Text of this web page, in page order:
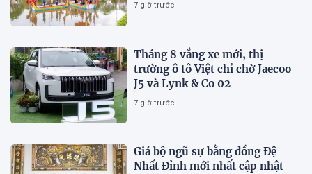
7 giờ trước
Tháng 8 vắng xe mới, thị
trường ô tô Việt chỉ chờ Jaecoo
J5 và Lynk & Co 02
7 giờ trước
Giá bộ ngũ sự bằng đồng Đệ
Nhất Đỉnh mới nhất cập nhật